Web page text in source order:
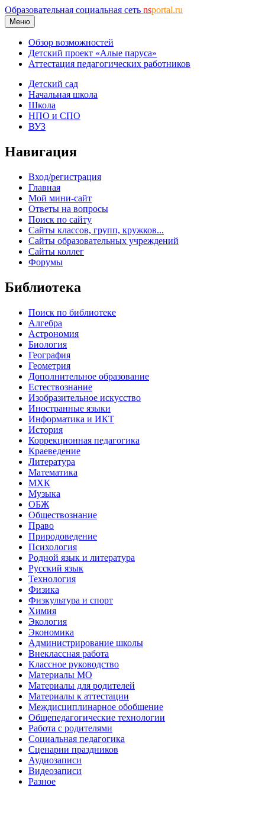
Образовательная социальная сеть nsportal.ru
Меню
Обзор возможностей
Детский проект «Алые паруса»
Аттестация педагогических работников
Детский сад
Начальная школа
Школа
НПО и СПО
ВУЗ
Навигация
Вход/регистрация
Главная
Мой мини-сайт
Ответы на вопросы
Поиск по сайту
Сайты классов, групп, кружков...
Сайты образовательных учреждений
Сайты коллег
Форумы
Библиотека
Поиск по библиотеке
Алгебра
Астрономия
Биология
География
Геометрия
Дополнительное образование
Естествознание
Изобразительное искусство
Иностранные языки
Информатика и ИКТ
История
Коррекционная педагогика
Краеведение
Литература
Математика
МХК
Музыка
ОБЖ
Обществознание
Право
Природоведение
Психология
Родной язык и литература
Русский язык
Технология
Физика
Физкультура и спорт
Химия
Экология
Экономика
Администрирование школы
Внеклассная работа
Классное руководство
Материалы МО
Материалы для родителей
Материалы к аттестации
Междисциплинарное обобщение
Общепедагогические технологии
Работа с родителями
Социальная педагогика
Сценарии праздников
Аудиозаписи
Видеозаписи
Разное